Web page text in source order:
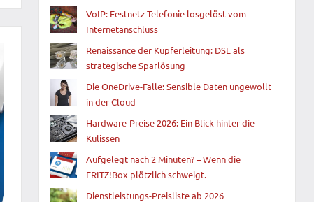
VoIP: Festnetz-Telefonie losgelöst vom
Internetanschluss
Renaissance der Kupferleitung: DSL als
strategische Sparlösung
Die OneDrive-Falle: Sensible Daten ungewollt
in der Cloud
Hardware-Preise 2026: Ein Blick hinter die
Kulissen
Aufgelegt nach 2 Minuten? – Wenn die
FRITZ!Box plötzlich schweigt.
Dienstleistungs-Preisliste ab 2026